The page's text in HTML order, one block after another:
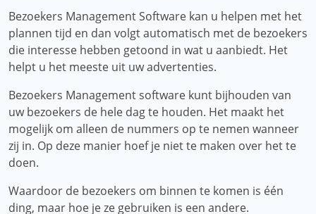
Bezoekers Management Software kan u helpen met het
plannen tijd en dan volgt automatisch met de bezoekers
die interesse hebben getoond in wat u aanbiedt. Het
helpt u het meeste uit uw advertenties.
Bezoekers Management software kunt bijhouden van
uw bezoekers de hele dag te houden. Het maakt het
mogelijk om alleen de nummers op te nemen wanneer
zij in. Op deze manier hoef je niet te maken over het te
doen.
Waardoor de bezoekers om binnen te komen is één
ding, maar hoe je ze gebruiken is een andere.